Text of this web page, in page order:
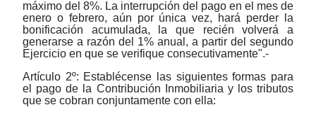
máximo del 8%. La interrupción del pago en el mes de
enero o febrero, aún por única vez, hará perder la
bonificación acumulada, la que recién volverá a
generarse a razón del 1% anual, a partir del segundo
Ejercicio en que se verifique consecutivamente".-
Artículo 2º: Establécense las siguientes formas para
el pago de la Contribución Inmobiliaria y los tributos
que se cobran conjuntamente con ella: